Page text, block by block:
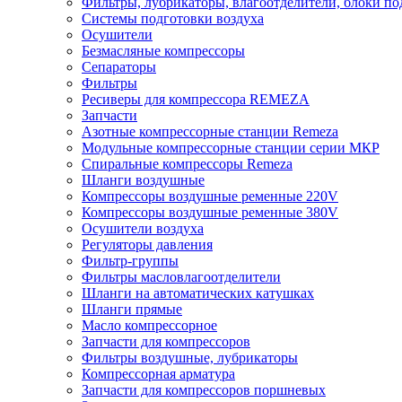
Системы подготовки воздуха
Осушители
Безмасляные компрессоры
Сепараторы
Фильтры
Ресиверы для компрессора REMEZA
Запчасти
Азотные компрессорные станции Remeza
Модульные компрессорные станции серии МКР
Спиральные компрессоры Remeza
Шланги воздушные
Компрессоры воздушные ременные 220V
Компрессоры воздушные ременные 380V
Осушители воздуха
Регуляторы давления
Фильтр-группы
Фильтры масловлагоотделители
Шланги на автоматических катушках
Шланги прямые
Масло компрессорное
Запчасти для компрессоров
Фильтры воздушные, лубрикаторы
Компрессорная арматура
Запчасти для компрессоров поршневых